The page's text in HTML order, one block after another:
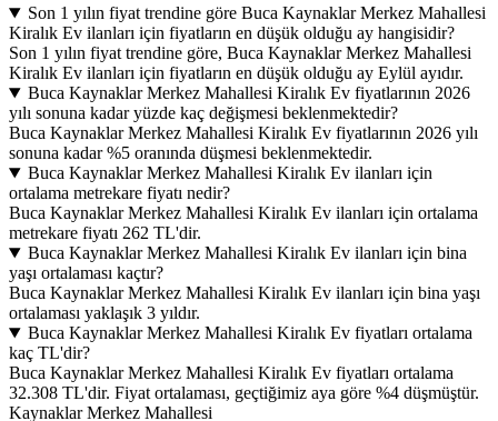
Son 1 yılın fiyat trendine göre Buca Kaynaklar Merkez Mahallesi
Kiralık Ev ilanları için fiyatların en düşük olduğu ay hangisidir?
Son 1 yılın fiyat trendine göre, Buca Kaynaklar Merkez Mahallesi
Kiralık Ev ilanları için fiyatların en düşük olduğu ay Eylül ayıdır.
Buca Kaynaklar Merkez Mahallesi Kiralık Ev fiyatlarının 2026
yılı sonuna kadar yüzde kaç değişmesi beklenmektedir?
Buca Kaynaklar Merkez Mahallesi Kiralık Ev fiyatlarının 2026 yılı
sonuna kadar %5 oranında düşmesi beklenmektedir.
Buca Kaynaklar Merkez Mahallesi Kiralık Ev ilanları için
ortalama metrekare fiyatı nedir?
Buca Kaynaklar Merkez Mahallesi Kiralık Ev ilanları için ortalama
metrekare fiyatı 262 TL'dir.
Buca Kaynaklar Merkez Mahallesi Kiralık Ev ilanları için bina
yaşı ortalaması kaçtır?
Buca Kaynaklar Merkez Mahallesi Kiralık Ev ilanları için bina yaşı
ortalaması yaklaşık 3 yıldır.
Buca Kaynaklar Merkez Mahallesi Kiralık Ev fiyatları ortalama
kaç TL'dir?
Buca Kaynaklar Merkez Mahallesi Kiralık Ev fiyatları ortalama
32.308 TL'dir. Fiyat ortalaması, geçtiğimiz aya göre %4 düşmüştür.
Kaynaklar Merkez Mahallesi